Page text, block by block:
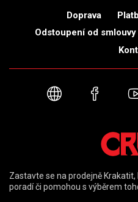
Doprava
Odstoupení od smlouvy
Webové
Zastavte se na prodejně
poradí či pomohou s výběrem